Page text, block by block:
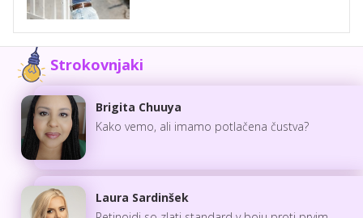
Strokovnjaki
Brigita Chuuya
Kako vemo, ali imamo potlačena čustva?
Laura Sardinšek